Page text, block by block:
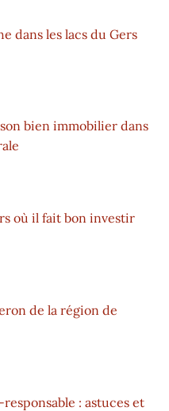
dans les lacs du Gers
bien immobilier dans
où il fait bon investir
de la région de
: astuces et